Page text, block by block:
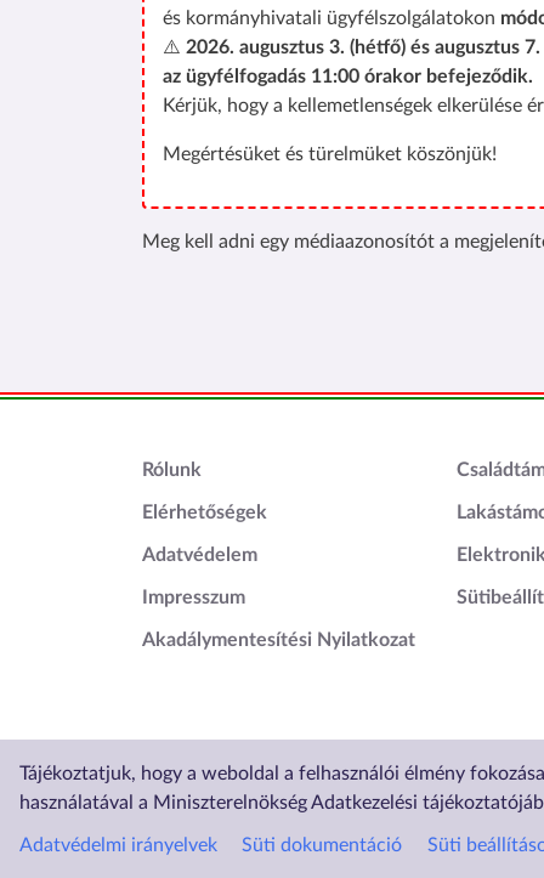
Tájékoztatjuk, hogy a weboldal a felhasználói élmény
használatával a Miniszterelnökség Adatkezelési
Adatvédelmi irányelvek Süti dokumentáció Süti
és kormányhivatali ügyfélszolgálatokon
⚠️ 2026. augusztus 3. (hétfő) és augusztus
az ügyfélfogadás 11:00 órakor befejeződik.
Kérjük, hogy a kellemetlenségek elkerülése
Megértésüket és türelmüket köszönjük!
Meg kell adni egy médiaazonosítót a
Lábléc1
Rólunk
Elérhetőségek
Adatvédelem
Impresszum
Akadálymentesítési Nyilatkozat